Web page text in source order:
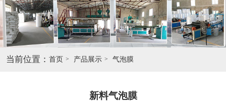
当前位置： 首页 产品展示 气泡膜
新料气泡膜